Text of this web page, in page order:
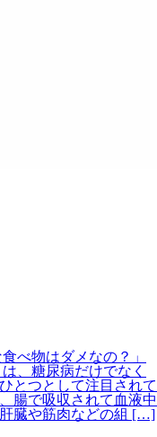
べ物はダメなの？」
、糖尿病だけでなく
とつとして注目されて
腸で吸収されて血液中
臓や筋肉などの組 […]